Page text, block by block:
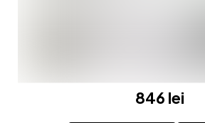
846 lei